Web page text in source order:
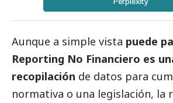
Aunque a simple vista puede
Reporting No Financiero es
recopilación de datos para
normativa o una legislación, la